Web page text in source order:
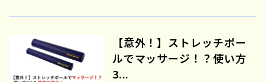
【意外！】ストレッチポー
ルでマッサージ！？使い方
3...